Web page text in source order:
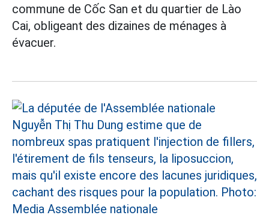
commune de Cốc San et du quartier de Lào
Cai, obligeant des dizaines de ménages à
évacuer.